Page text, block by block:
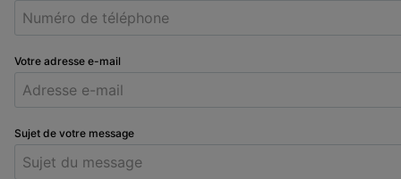
Votre adresse e-mail
Sujet de votre message